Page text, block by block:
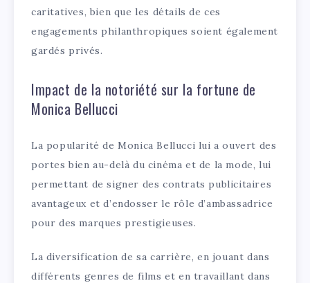
caritatives, bien que les détails de ces
engagements philanthropiques soient également
gardés privés.
Impact de la notoriété sur la fortune de
Monica Bellucci
La popularité de Monica Bellucci lui a ouvert des
portes bien au-delà du cinéma et de la mode, lui
permettant de signer des contrats publicitaires
avantageux et d’endosser le rôle d’ambassadrice
pour des marques prestigieuses.
La diversification de sa carrière, en jouant dans
différents genres de films et en travaillant dans